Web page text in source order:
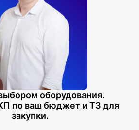
оборудования.
по ваш бюджет и ТЗ для
закупки.